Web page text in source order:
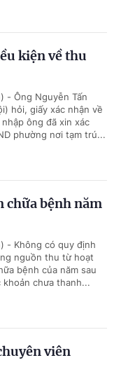
kiện về thu
- Ông Nguyễn Tấn
hỏi, giấy xác nhận về
ông đã xin xác
phường nơi tạm trú...
chữa bệnh năm
- Không có quy định
nguồn thu từ hoạt
bệnh của năm sau
khoản chưa thanh...
viên